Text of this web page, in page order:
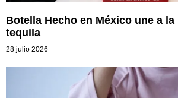
Botella Hecho en México une a la
tequila
28 julio 2026